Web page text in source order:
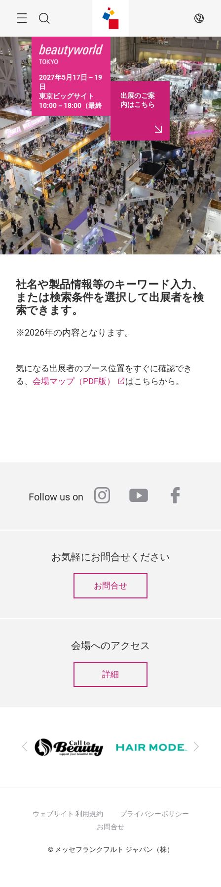
す
る
索
JA
2027年5月17日－19
日
東京ビッグサイト
10:00－18:00（最終
日は16:30まで）
出展のご案
内はこちら
社名や製品情報等のキーワード入力、
または検索条件を選択して出展者を検
索できます。
※2026年の内容となります。
気になる出展者のブース位置をすぐに確認でき
る、 会場マップ（PDF版） はこちらから。
Follow us on instagram
youtube
お気軽にお問合せください
お問合せ
会場へのアクセス
詳細
前
次
ウェブサイト 利用規約
プライバシーポリシー
お問合せ
© メッセフランクフルト ジャパン（株）